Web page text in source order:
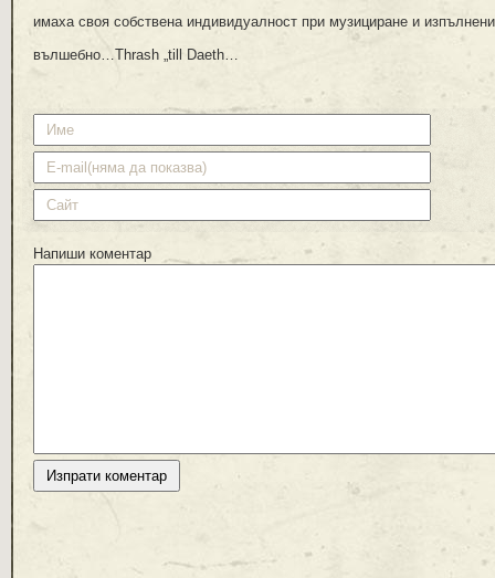
имаха своя собствена индивидуалност при музициране и
вълшебно…Thrash „till Daeth…
Напиши коментар